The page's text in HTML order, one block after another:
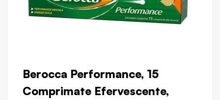
Berocca Performance, 15
Comprimate Efervescente,